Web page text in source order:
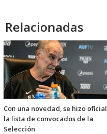
Relacionadas
Con una novedad, se hizo oficial
la lista de convocados de la
Selección